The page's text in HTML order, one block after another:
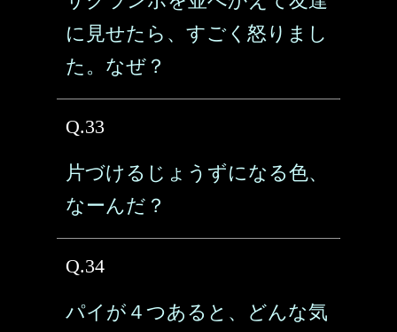
に見せたら、すごく怒りまし
た。なぜ？
Q.33
片づけるじょうずになる色、
なーんだ？
Q.34
パイが４つあると、どんな気